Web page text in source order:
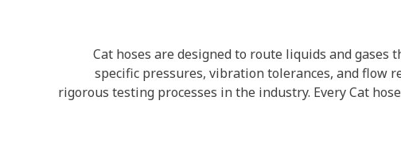
Cat hoses are designed to route liquids and
specific pressures, vibration tolerances, and flow
rigorous testing processes in the industry. Every Cat